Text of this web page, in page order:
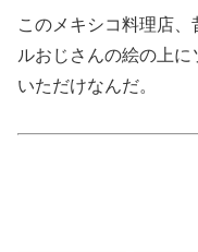
このメキシコ料理店
ルおじさんの絵の上
いただけなんだ。